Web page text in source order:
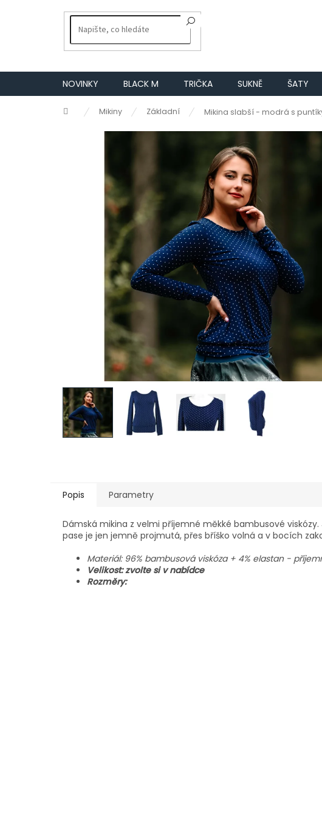
NOVINKY BLACK M TRIČKA SUKNĚ ŠATY
Domů Mikiny Základní Mikina slabší - modrá s
Popis Parametry
Dámská mikina z velmi příjemné měkké bambusové
pase je jen jemně projmutá, přes bříško volná a v bocích
Materiál: 96% bambusová viskóza + 4% elastan -
Velikost: zvolte si v nabídce
Rozměry: